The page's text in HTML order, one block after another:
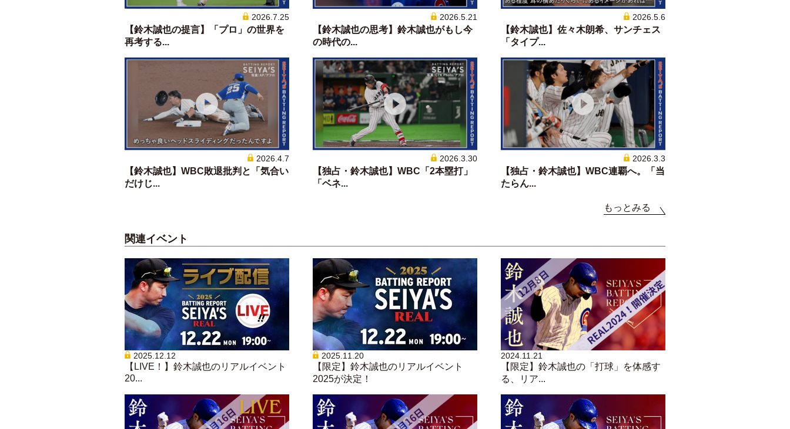
2026.7.25
【鈴木誠也の提言】「プロ」の世界を
再考する...
2026.5.21
【鈴木誠也の思考】鈴木誠也がもし今
の時代の...
2026.5.6
【鈴木誠也】佐々木朗希、サンチェス
「タイプ...
2026.4.7
【鈴木誠也】WBC敗退批判と「気合い
だけじ...
2026.3.30
【独占・鈴木誠也】WBC「2本塁打」
「ベネ...
2026.3.3
【独占・鈴木誠也】WBC連覇へ。「当
たらん...
もっとみる
関連イベント
2025.12.12
【LIVE！】鈴木誠也のリアルイベント
20...
2025.11.20
【限定】鈴木誠也のリアルイベント
2025が決定！
2024.11.21
【限定】鈴木誠也の「打球」を体感す
る、リア...